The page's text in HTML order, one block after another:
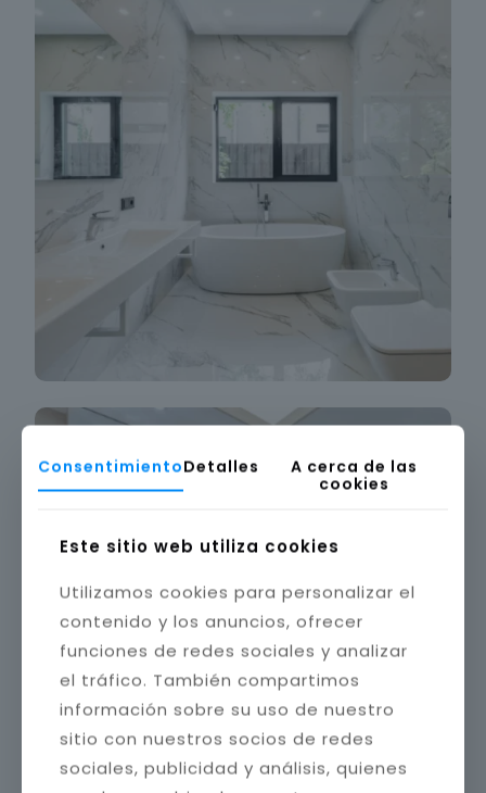
ConsentimientoDetalles
A cerca de las
cookies
Este sitio web utiliza cookies
Utilizamos cookies para personalizar el
contenido y los anuncios, ofrecer
funciones de redes sociales y analizar
el tráfico. También compartimos
información sobre su uso de nuestro
sitio con nuestros socios de redes
sociales, publicidad y análisis, quienes